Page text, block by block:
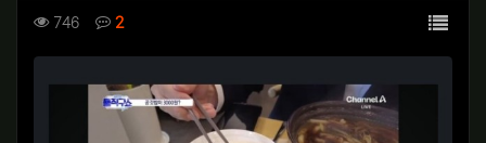
컨텐츠 정보
746조회 2댓글 목록